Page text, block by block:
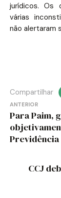
jurídicos. Os
várias
não alertaram
Compartilhar
de
ANTERIOR
Para Paim,
Previdência
CCJ